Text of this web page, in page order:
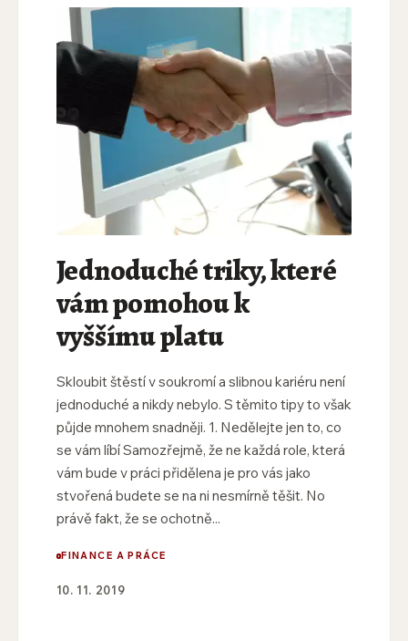
Jednoduché triky, které
vám pomohou k
vyššímu platu
Skloubit štěstí v soukromí a slibnou kariéru není
jednoduché a nikdy nebylo. S těmito tipy to však
půjde mnohem snadněji. 1. Nedělejte jen to, co
se vám líbí Samozřejmě, že ne každá role, která
vám bude v práci přidělena je pro vás jako
stvořená budete se na ni nesmírně těšit. No
právě fakt, že se ochotně...
FINANCE A PRÁCE
10. 11. 2019